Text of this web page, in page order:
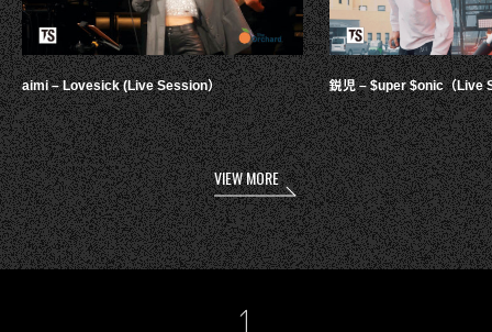
aimi – Lovesick (Live Session） 鋭児 – $uper $onic（Live
VIEW MORE